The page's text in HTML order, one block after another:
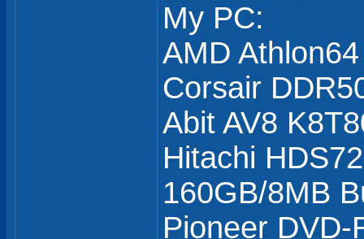
My PC:
AMD
Corsair
Abit AV8
Hitachi
160GB/8MB
Pioneer DVD-